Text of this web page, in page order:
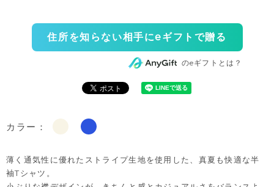
住所を知らない相手にeギフトで贈る
のeギフトとは？
カラー：
薄く通気性に優れたストライプ生地を使用した、真夏も快適な半
袖Tシャツ。